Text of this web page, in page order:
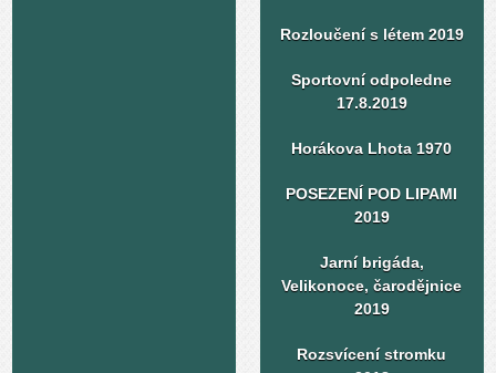
Rozloučení s létem 2019
Sportovní odpoledne
17.8.2019
Horákova Lhota 1970
POSEZENÍ POD LIPAMI
2019
Jarní brigáda,
Velikonoce, čarodějnice
2019
Rozsvícení stromku